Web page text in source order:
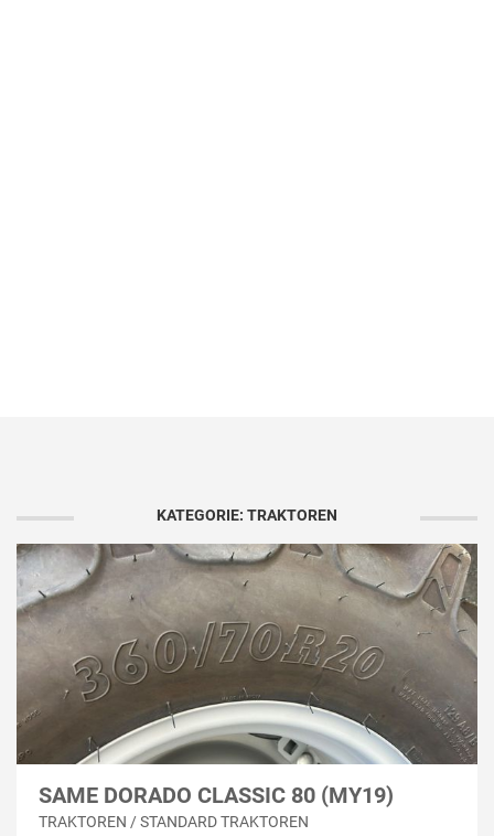
KATEGORIE: TRAKTOREN
SAME DORADO CLASSIC 80 (MY19)
TRAKTOREN / STANDARD TRAKTOREN